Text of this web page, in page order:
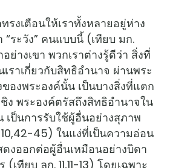
ตือนให้เราทั้งหลายอยู่ห่าง
“ระวัง” คนแบบนี้ (เทียบ มก.
อย่างเขา พวกเราต่างรู้ดีว่า สิ่งที่
เราเกี่ยวกับสิทธิอำนาจ ผ่านพระ
องพระองค์นั้น เป็นบางสิ่งที่แตก
ง พระองค์ตรัสถึงสิทธิอำนาจใน
เป็นการรับใช้ผู้อื่นอย่างสุภาพ
45) ในแง่ที่เป็นความอ่อน
งออกต่อผู้อื่นเหมือนอย่างบิดา
ทียบ ลก. 11,11-13) โดยเฉพาะ